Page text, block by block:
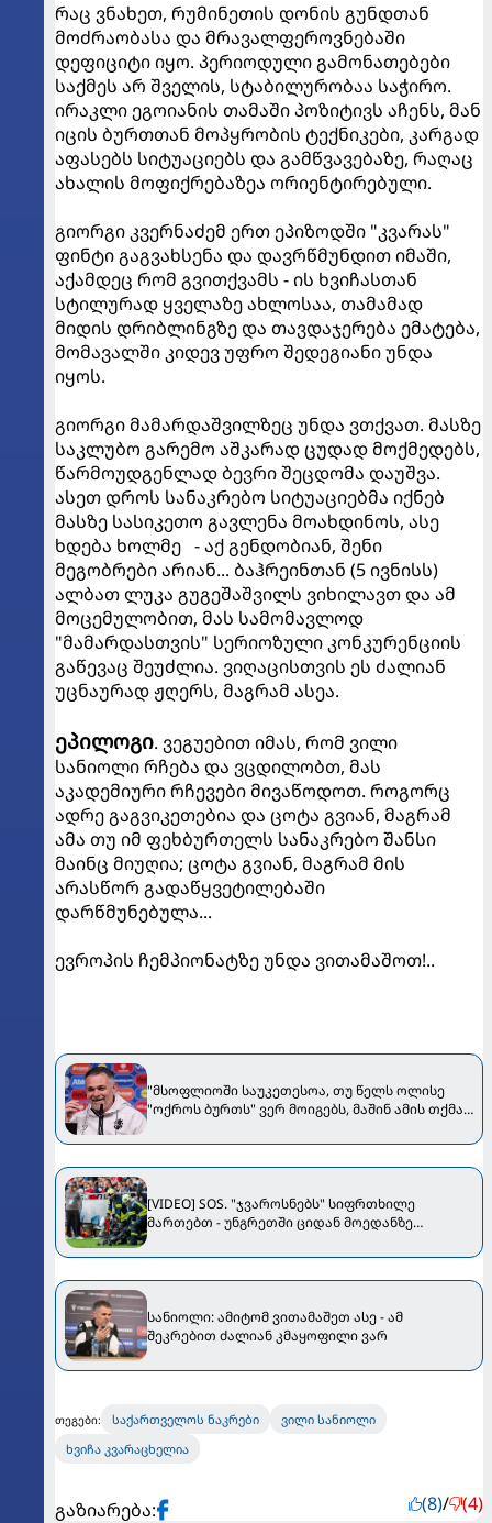
რაც ვნახეთ, რუმინეთის დონის გუნდთან
მოძრაობასა და მრავალფეროვნებაში
დეფიციტი იყო. პერიოდული გამონათებები
საქმეს არ შველის, სტაბილურობაა საჭირო.
ირაკლი ეგოიანის თამაში პოზიტივს აჩენს, მან
იცის ბურთთან მოპყრობის ტექნიკები, კარგად
აფასებს სიტუაციებს და გამწვავებაზე, რაღაც
ახალის მოფიქრებაზეა ორიენტირებული.
გიორგი კვერნაძემ ერთ ეპიზოდში "კვარას"
ფინტი გაგვახსენა და დავრწმუნდით იმაში,
აქამდეც რომ გვითქვამს - ის ხვიჩასთან
სტილურად ყველაზე ახლოსაა, თამამად
მიდის დრიბლინგზე და თავდაჯერება ემატება,
მომავალში კიდევ უფრო შედეგიანი უნდა
იყოს.
გიორგი მამარდაშვილზეც უნდა ვთქვათ. მასზე
საკლუბო გარემო აშკარად ცუდად მოქმედებს,
წარმოუდგენლად ბევრი შეცდომა დაუშვა.
ასეთ დროს სანაკრებო სიტუაციებმა იქნებ
მასზე სასიკეთო გავლენა მოახდინოს, ასე
ხდება ხოლმე - აქ გენდობიან, შენი
მეგობრები არიან... ბაჰრეინთან (5 ივნისს)
ალბათ ლუკა გუგეშაშვილს ვიხილავთ და ამ
მოცემულობით, მას სამომავლოდ
"მამარდასთვის" სერიოზული კონკურენციის
გაწევაც შეუძლია. ვიღაცისთვის ეს ძალიან
უცნაურად ჟღერს, მაგრამ ასეა.
ეპილოგი. ვეგუებით იმას, რომ ვილი
სანიოლი რჩება და ვცდილობთ, მას
აკადემიური რჩევები მივაწოდოთ. როგორც
ადრე გაგვიკეთებია და ცოტა გვიან, მაგრამ
ამა თუ იმ ფეხბურთელს სანაკრებო შანსი
მაინც მიუღია; ცოტა გვიან, მაგრამ მის
არასწორ გადაწყვეტილებაში
დარწმუნებულა...
ევროპის ჩემპიონატზე უნდა ვითამაშოთ!..
"მსოფლიოში საუკეთესოა, თუ წელს ოლისე
"ოქროს ბურთს" ვერ მოიგებს, მაშინ ამის თქმა
[VIDEO] SOS. "ჯვაროსნებს" სიფრთხილე
მართებთ - უნგრეთში ციდან მოედანზე
სანიოლი: ამიტომ ვითამაშეთ ასე - ამ
შეკრებით ძალიან კმაყოფილი ვარ
თეგები: საქართველოს ნაკრები
ვილი სანიოლი
ხვიჩა კვარაცხელია
გაზიარება: (8)/ (4)